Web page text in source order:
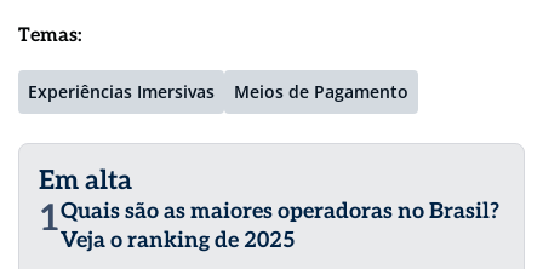
Temas:
Experiências Imersivas Meios de Pagamento
Em alta
1Quais são as maiores operadoras no Brasil?
Veja o ranking de 2025